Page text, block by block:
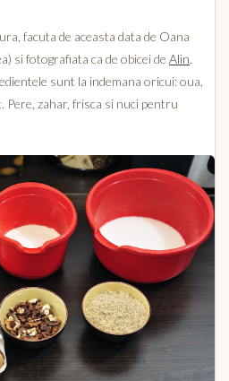
facuta de aceasta data de Oana
si fotografiata ca de obicei de Alin.
sunt la indemana oricui: oua,
Pere, zahar, frisca si nuci pentru